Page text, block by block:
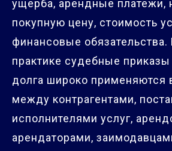
ущерба, арендные платежи,
покупную цену, стоимость
финансовые
практике судебные
долга широко применяются
между контрагентами,
исполнителями услуг,
арендаторами,